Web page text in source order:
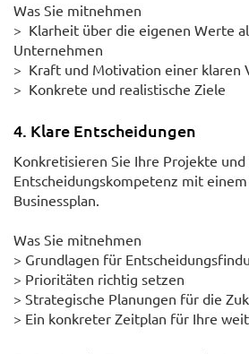
Was Sie mitnehmen
> Klarheit über die eigenen Werte
Unternehmen
> Kraft und Motivation einer klaren
> Konkrete und realistische Ziele
4. Klare Entscheidungen
Konkretisieren Sie Ihre Projekte
Entscheidungskompetenz mit
Businessplan.
Was Sie mitnehmen
> Grundlagen für
> Prioritäten richtig setzen
> Strategische Planungen für die
> Ein konkreter Zeitplan für Ihre